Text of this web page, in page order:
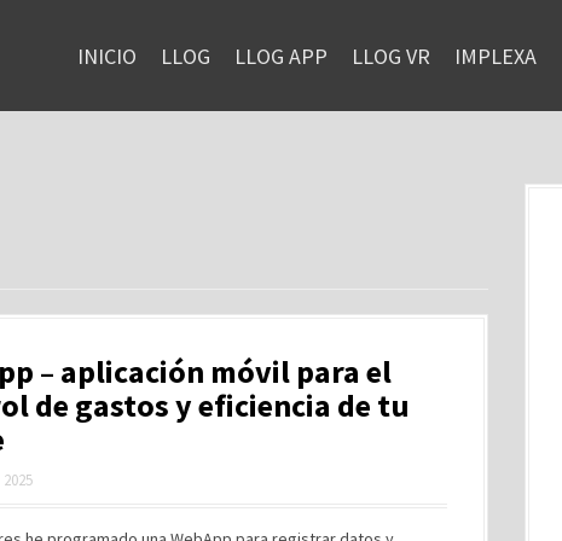
INICIO LLOG LLOG APP LLOG VR IMPLEXA
– aplicación móvil para el
de gastos y eficiencia de tu